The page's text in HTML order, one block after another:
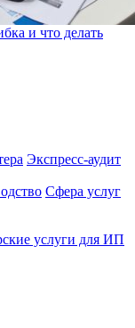
и что делать
Экспресс-аудит
Сфера услуг
услуги для ИП